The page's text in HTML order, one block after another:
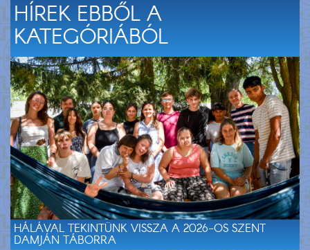
HÍREK EBBŐL A
KATEGÓRIÁBÓL
HÁLÁVAL TEKINTÜNK VISSZA A 2026-OS SZENT
DAMJÁN TÁBORRA